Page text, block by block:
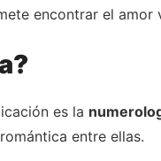
encontrar el
es la
entre ellas.